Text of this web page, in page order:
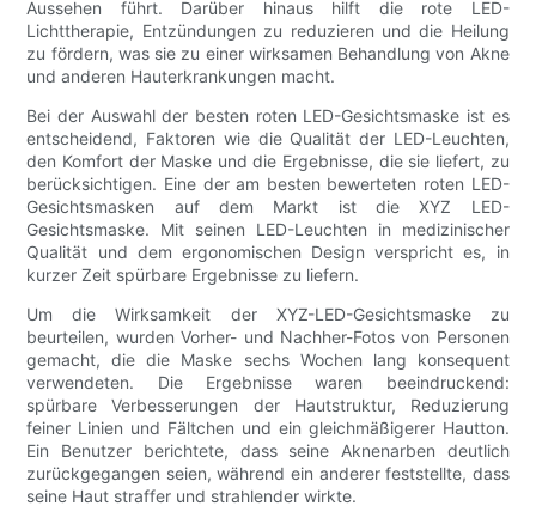
Aussehen führt. Darüber hinaus hilft die rote LED-
Lichttherapie, Entzündungen zu reduzieren und die Heilung
zu fördern, was sie zu einer wirksamen Behandlung von Akne
und anderen Hauterkrankungen macht.
Bei der Auswahl der besten roten LED-Gesichtsmaske ist es
entscheidend, Faktoren wie die Qualität der LED-Leuchten,
den Komfort der Maske und die Ergebnisse, die sie liefert, zu
berücksichtigen. Eine der am besten bewerteten roten LED-
Gesichtsmasken auf dem Markt ist die XYZ LED-
Gesichtsmaske. Mit seinen LED-Leuchten in medizinischer
Qualität und dem ergonomischen Design verspricht es, in
kurzer Zeit spürbare Ergebnisse zu liefern.
Um die Wirksamkeit der XYZ-LED-Gesichtsmaske zu
beurteilen, wurden Vorher- und Nachher-Fotos von Personen
gemacht, die die Maske sechs Wochen lang konsequent
verwendeten. Die Ergebnisse waren beeindruckend:
spürbare Verbesserungen der Hautstruktur, Reduzierung
feiner Linien und Fältchen und ein gleichmäßigerer Hautton.
Ein Benutzer berichtete, dass seine Aknenarben deutlich
zurückgegangen seien, während ein anderer feststellte, dass
seine Haut straffer und strahlender wirkte.